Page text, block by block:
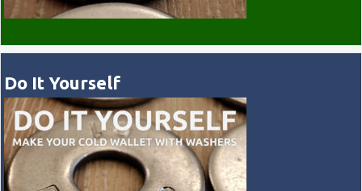
Do It Yourself